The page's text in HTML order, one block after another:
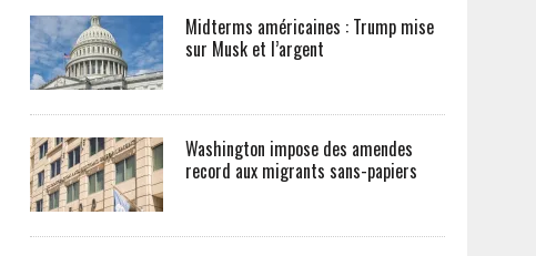
Midterms américaines : Trump mise
sur Musk et l’argent
Washington impose des amendes
record aux migrants sans-papiers